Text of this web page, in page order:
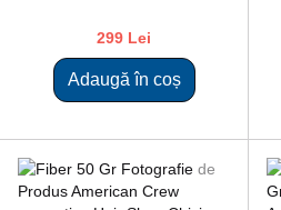
299 Lei
Adaugă în coș